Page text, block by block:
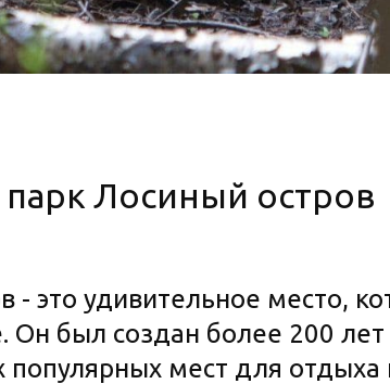
Лосиный остров
- это удивительное место,
Он был создан более 200 лет
мест для отдыха